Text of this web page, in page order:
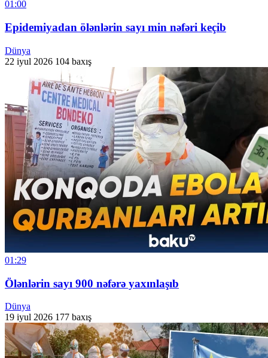
01:00
Epidemiyadan ölənlərin sayı min nəfəri keçib
Dünya
22 iyul 2026 104 baxış
01:29
Ölənlərin sayı 900 nəfərə yaxınlaşıb
Dünya
19 iyul 2026 177 baxış